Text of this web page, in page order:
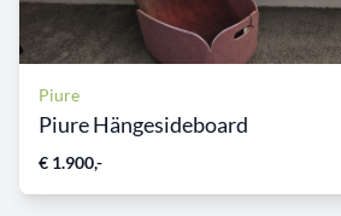
Piure
Piure Hängesideboard
€ 1.900,-